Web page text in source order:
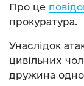
Про це
прокуратура.
Унаслідок
цивільних
дружина